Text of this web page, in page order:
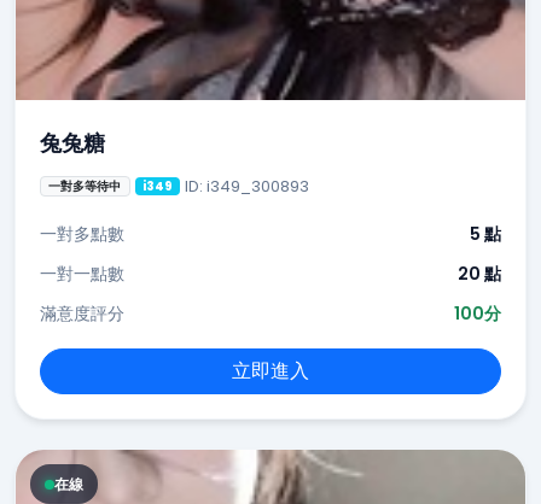
兔兔糖
一對多等待中 i349 ID: i349_300893
一對多點數
5 點
一對一點數
20 點
滿意度評分
100分
立即進入
在線